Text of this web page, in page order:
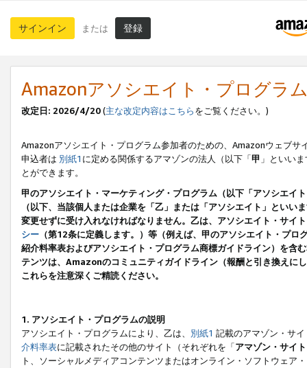
サインイン または 登録
Amazonアソシエイト・プログラ
改定日: 2026/4/20(主な改定内容はこちらをご覧ください。)
Amazonアソシエイト・プログラム参加者のための、Amazonウェブサ
申込者は 別紙1 に定める関係するアマゾンの法人（以下「甲 」といい
とができます。
甲のアソシエイト・マーケティング・プログラム（以下「アソシエイ
（以下、当該個人または企業を「乙」または「アソシエイト」とい
変更せずに受け入れなければなりません。乙は、アソシエイト・サイ
シー （第12条に定義します。）等（例えば、甲のアソシエイト・プ
紹介料率表およびアソシエイト・プログラム商標ガイドライン）を
テンツは、Amazonのコミュニティガイドライン（報酬と引き換えに
これらを注意深くご精読ください。
1. アソシエイト・プログラムの説明
アソシエイト・プログラムにより、乙は、 別紙1 記載のアマゾン・サ
介料率表に記載されたその他のサイト（それぞれを「アマゾン・サイト
ト、ソーシャルメディアコンテンツまたはオンライン・ソフトウェア